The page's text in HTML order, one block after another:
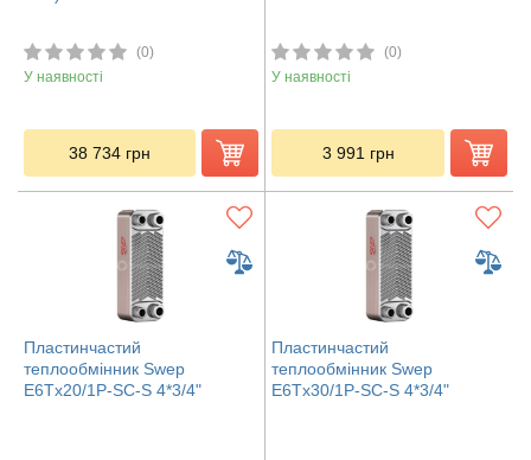
(0)
У наявності
38 734 грн
(0)
У наявності
3 991 грн
Пластинчастий
теплообмінник Swep
E6Tx20/1P-SC-S 4*3/4"
Пластинчастий
теплообмінник Swep
E6Tx30/1P-SC-S 4*3/4"